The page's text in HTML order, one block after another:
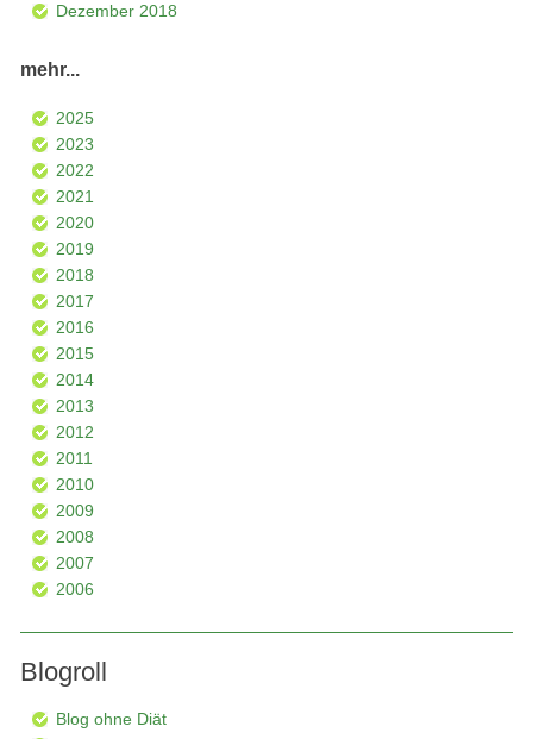
Dezember 2018
mehr...
2025
2023
2022
2021
2020
2019
2018
2017
2016
2015
2014
2013
2012
2011
2010
2009
2008
2007
2006
Blogroll
Blog ohne Diät